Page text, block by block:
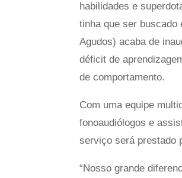
habilidades e
tinha que ser buscado
Agudos) acaba de
déficit de
de comportamento.
Com uma equipe
fonoaudiólogos e
serviço será prestado
“Nosso grande